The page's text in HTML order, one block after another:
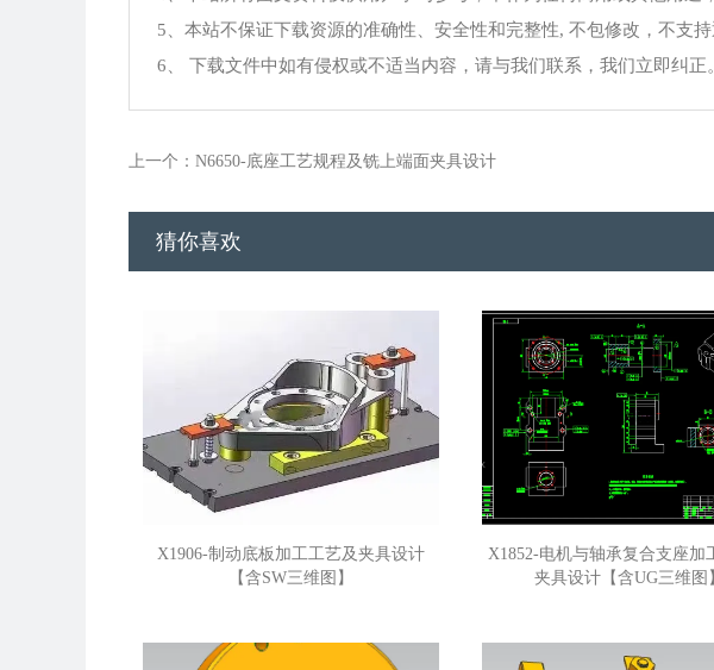
5、本站不保证下载资源的准确性、安全性和完整性, 不包修改，不支
6、 下载文件中如有侵权或不适当内容，请与我们联系，我们立即纠正。
上一个：N6650-底座工艺规程及铣上端面夹具设计
猜你喜欢
X1906-制动底板加工工艺及夹具设计
【含SW三维图】
X1852-电机与轴承复合支座加
夹具设计【含UG三维图